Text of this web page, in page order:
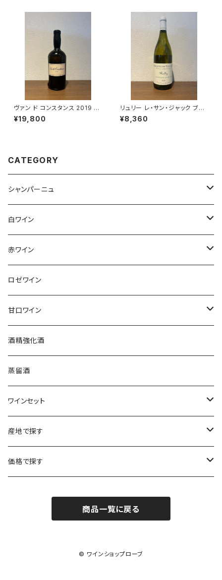
ヴァン ド コンスタンス 2019 50
0ml クライン コンスタンシア 甘
口ワイン 南アフリカ コンスタン
¥19,800
リュリー レ・サン・ジャック ブラ
ン 2023 ドメーヌ・ド・ヴィレー
ヌ 白ワイン 750ml
¥8,360
CATEGORY
シャンパーニュ
アンリ・ジロー
アンリ・ビリオ・フィス
エティエンヌ・ルフェーヴル
クリスチャン・ゴセ
クロード・カザル
ジェローム・ルフェーヴル
シャルトーニュ・タイエ
シャルル・エドシック
ジャン・ラルマン
白ワイン
フランス
アルザス
ブルゴーニュ
ロワール
コトーシャンプノワ
ドイツ
オーストラリア
ニュージーランド
南アフリカ
チリ
スロヴァキア
オーストリア
赤ワイン
フランス
アルザス
シュッド・ウエスト
ロワール
スロヴァキア
オーストラリア
ニュージーランド
南アフリカ
チリ
アメリカ
ロゼワイン
甘口ワイン
フランス
ソーテルヌ
酒精強化酒
蒸留酒
ワインセット
福袋
シャンパーニュセット
産地で探す
アメリカ
価格で探す
3,000円～4,999円
商品一覧に戻る
© ワインショップローブ